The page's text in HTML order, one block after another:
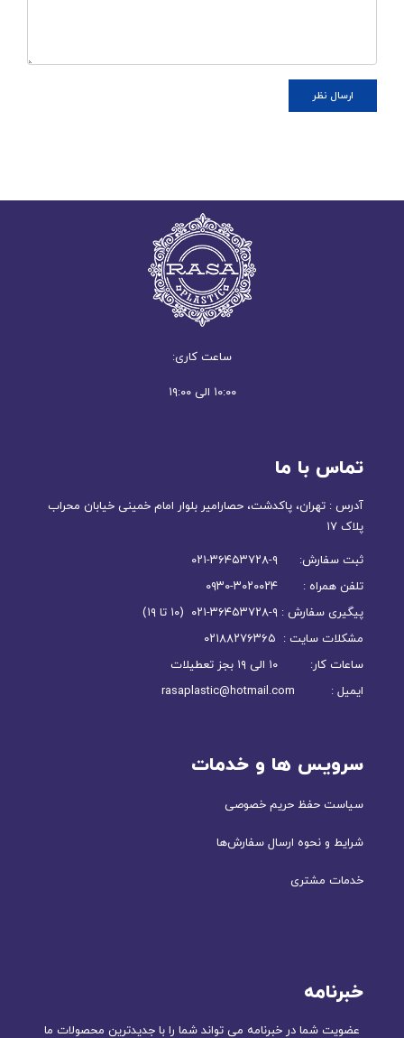
ساعت کاری:
۱۰:۰۰ الی ۱۹:۰۰
تماس با ما
آدرس : تهران، پاکدشت، حصارامیر بلوار امام خمینی خیابان محراب
پلاک ۱۷
ثبت سفارش: ۹-۳۶۴۵۳۷۲۸-۰۲۱
تلفن همراه : ۳۰۲۰۰۲۴-۰۹۳۰
پیگیری سفارش : ۹-۳۶۴۵۳۷۲۸-۰۲۱ (۱۰ تا ۱۹)
مشکلات سایت : ۰۲۱۸۸۲۷۶۳۶۵
ساعات کار: ۱۰ الی ۱۹ بجز تعطیلات
ایمیل : rasaplastic@hotmail.com
سرویس ها و خدمات
سیاست حفظ حریم خصوصی
شرایط و نحوه ارسال سفارش‌ها
خدمات مشتری
خبرنامه
عضویت شما در خبرنامه می تواند شما را با جدیدترین محصولات ما